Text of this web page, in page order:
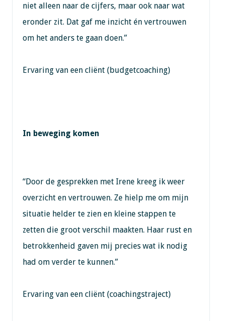
niet alleen naar de cijfers, maar ook naar wat
eronder zit. Dat gaf me inzicht én vertrouwen
om het anders te gaan doen.”
Ervaring van een cliënt (budgetcoaching)
In beweging komen
“Door de gesprekken met Irene kreeg ik weer
overzicht en vertrouwen. Ze hielp me om mijn
situatie helder te zien en kleine stappen te
zetten die groot verschil maakten. Haar rust en
betrokkenheid gaven mij precies wat ik nodig
had om verder te kunnen.”
Ervaring van een cliënt (coachingstraject)